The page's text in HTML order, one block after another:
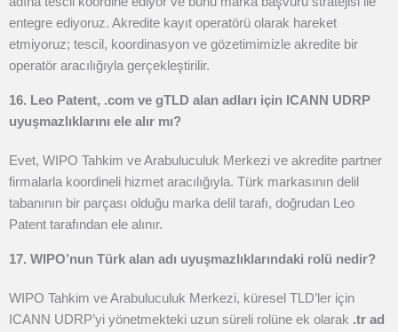
entegre ediyoruz. Akredite kayıt operatörü olarak hareket
etmiyoruz; tescil, koordinasyon ve gözetimimizle akredite bir
operatör aracılığıyla gerçekleştirilir.
16. Leo Patent, .com ve gTLD alan adları için ICANN UDRP
uyuşmazlıklarını ele alır mı?
Evet, WIPO Tahkim ve Arabuluculuk Merkezi ve akredite partner
firmalarla koordineli hizmet aracılığıyla. Türk markasının delil
tabanının bir parçası olduğu marka delil tarafı, doğrudan Leo
Patent tarafından ele alınır.
17. WIPO’nun Türk alan adı uyuşmazlıklarındaki rolü nedir?
WIPO Tahkim ve Arabuluculuk Merkezi, küresel TLD’ler için
ICANN UDRP’yi yönetmekteki uzun süreli rolüne ek olarak .tr ad